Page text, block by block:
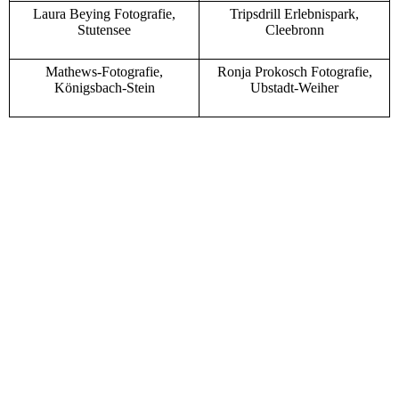
Laura Beying Fotografie,
Stutensee
Tripsdrill Erlebnispark,
Cleebronn
Mathews-Fotografie,
Königsbach-Stein
Ronja Prokosch Fotografie,
Ubstadt-Weiher